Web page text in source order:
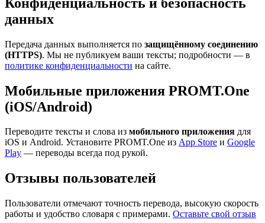
данных
Передача данных выполняется по защищённому соединению
(HTTPS). Мы не публикуем ваши тексты; подробности — в
политике конфиденциальности на сайте.
Мобильные приложения PROMT.One
(iOS/Android)
Переводите тексты и слова из мобильного приложения для
iOS и Android. Установите PROMT.One из App Store и Google
Play — переводы всегда под рукой.
Отзывы пользователей
Пользователи отмечают точность перевода, высокую скорость
работы и удобство словаря с примерами. Оставьте свой отзыв